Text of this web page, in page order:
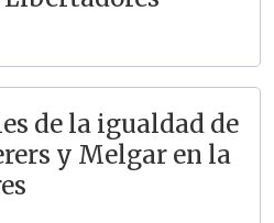
de la igualdad de
y Melgar en la